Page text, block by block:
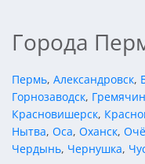
Города
Пермь, Александровск,
Горнозаводск,
Красновишерск,
Нытва, Оса, Оханск,
Чердынь, Чернушка,